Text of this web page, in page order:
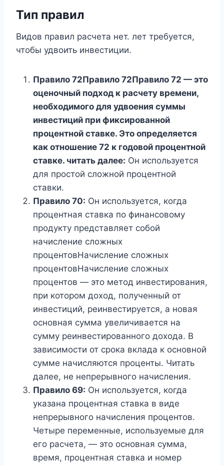
Тип правил
Видов правил расчета нет. лет требуется,
чтобы удвоить инвестиции.
Правило 72Правило 72Правило 72 — это
оценочный подход к расчету времени,
необходимого для удвоения суммы
инвестиций при фиксированной
процентной ставке. Это определяется
как отношение 72 к годовой процентной
ставке. читать далее: Он используется
для простой сложной процентной
ставки.
Правило 70: Он используется, когда
процентная ставка по финансовому
продукту представляет собой
начисление сложных
процентовНачисление сложных
процентовНачисление сложных
процентов — это метод инвестирования,
при котором доход, полученный от
инвестиций, реинвестируется, а новая
основная сумма увеличивается на
сумму реинвестированного дохода. В
зависимости от срока вклада к основной
сумме начисляются проценты. Читать
далее, не непрерывного начисления.
Правило 69: Он используется, когда
указана процентная ставка в виде
непрерывного начисления процентов.
Четыре переменные, используемые для
его расчета, — это основная сумма,
время, процентная ставка и номер